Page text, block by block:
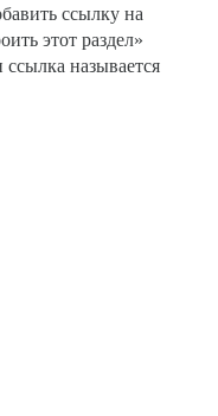
ссылку на
этот раздел»
называется